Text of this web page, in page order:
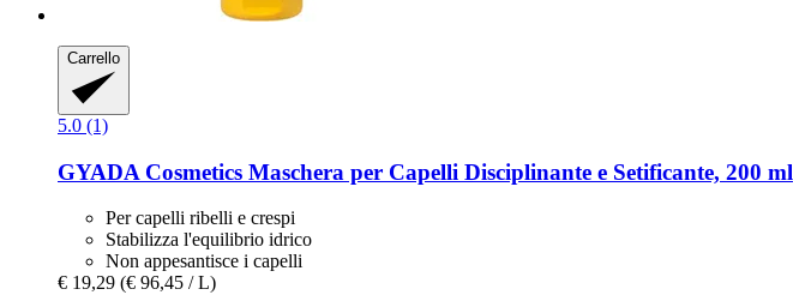
Carrello
5.0 (1)
GYADA Cosmetics Maschera per Capelli Disciplinante e Setificante, 200 ml
Per capelli ribelli e crespi
Stabilizza l'equilibrio idrico
Non appesantisce i capelli
€ 19,29 (€ 96,45 / L)